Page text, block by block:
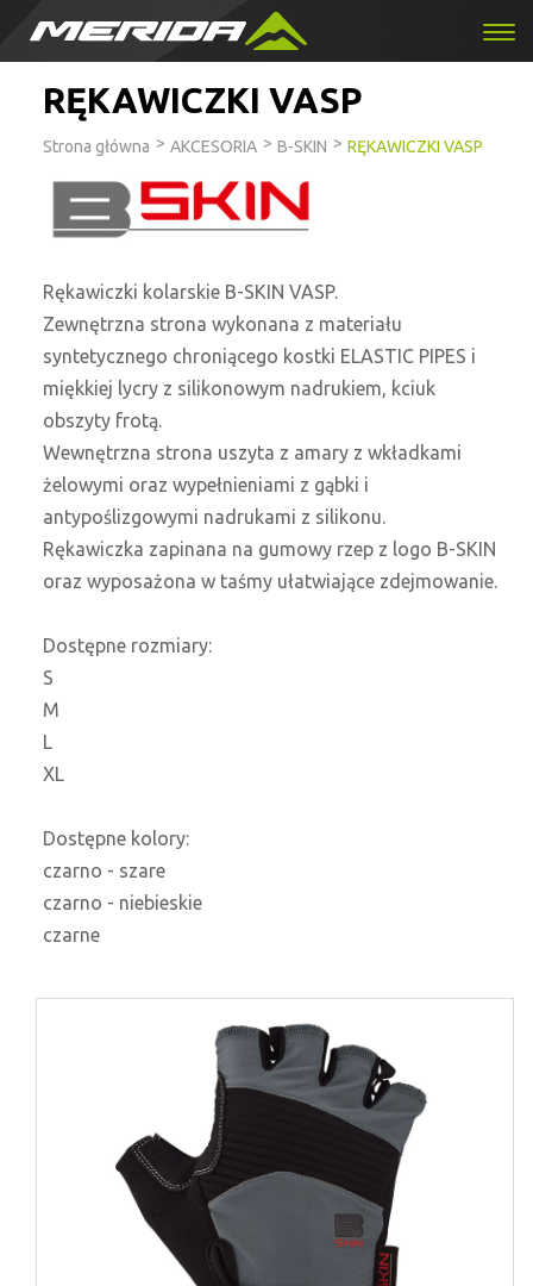
RĘKAWICZKI VASP
Strona główna > AKCESORIA > B-SKIN > RĘKAWICZKI VASP
Rękawiczki kolarskie B-SKIN VASP.
Zewnętrzna strona wykonana z materiału
syntetycznego chroniącego kostki ELASTIC PIPES i
miękkiej lycry z silikonowym nadrukiem, kciuk
obszyty frotą.
Wewnętrzna strona uszyta z amary z wkładkami
żelowymi oraz wypełnieniami z gąbki i
antypoślizgowymi nadrukami z silikonu.
Rękawiczka zapinana na gumowy rzep z logo B-SKIN
oraz wyposażona w taśmy ułatwiające zdejmowanie.
Dostępne rozmiary:
S
M
L
XL
Dostępne kolory:
czarno - szare
czarno - niebieskie
czarne